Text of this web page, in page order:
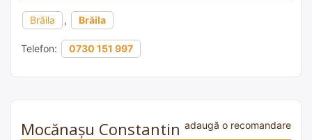
Brăila , Brăila
Telefon: 0730 151 997
Mocănaşu Constantin adaugă o recomandare